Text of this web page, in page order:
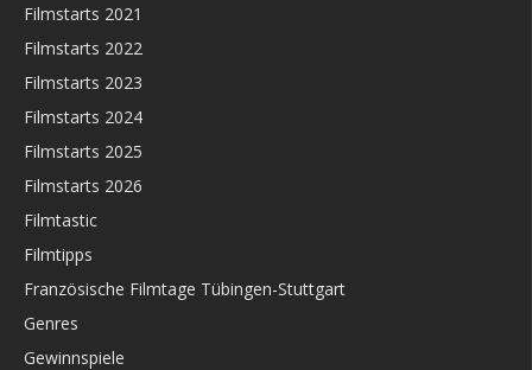
Filmstarts 2021
Filmstarts 2022
Filmstarts 2023
Filmstarts 2024
Filmstarts 2025
Filmstarts 2026
Filmtastic
Filmtipps
Französische Filmtage Tübingen-Stuttgart
Genres
Gewinnspiele